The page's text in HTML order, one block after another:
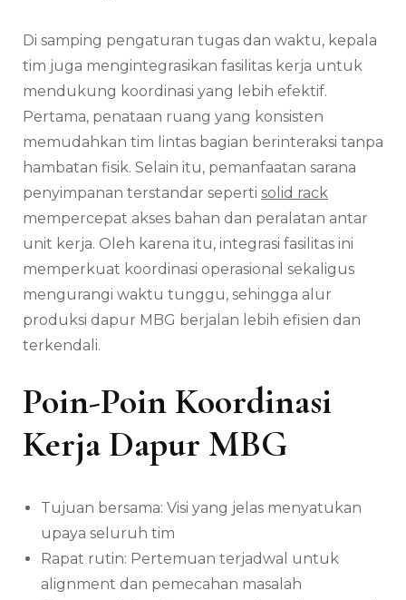
Di samping pengaturan tugas dan waktu, kepala
tim juga mengintegrasikan fasilitas kerja untuk
mendukung koordinasi yang lebih efektif.
Pertama, penataan ruang yang konsisten
memudahkan tim lintas bagian berinteraksi tanpa
hambatan fisik. Selain itu, pemanfaatan sarana
penyimpanan terstandar seperti solid rack
mempercepat akses bahan dan peralatan antar
unit kerja. Oleh karena itu, integrasi fasilitas ini
memperkuat koordinasi operasional sekaligus
mengurangi waktu tunggu, sehingga alur
produksi dapur MBG berjalan lebih efisien dan
terkendali.
Poin-Poin Koordinasi
Kerja Dapur MBG
Tujuan bersama: Visi yang jelas menyatukan
upaya seluruh tim
Rapat rutin: Pertemuan terjadwal untuk
alignment dan pemecahan masalah